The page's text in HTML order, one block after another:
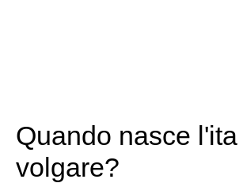
Quando nasce
volgare?